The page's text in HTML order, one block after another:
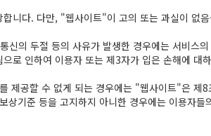
니다. 다만, "웹사이트"이 고의 또는 과실이 없
의 두절 등의 사유가 발생한 경우에는 서비스
로 인하여 이용자 또는 제3자가 입은 손해에 대
제공할 수 없게 되는 경우에는 "웹사이트"은 제
기준 등을 고지하지 아니한 경우에는 이용자